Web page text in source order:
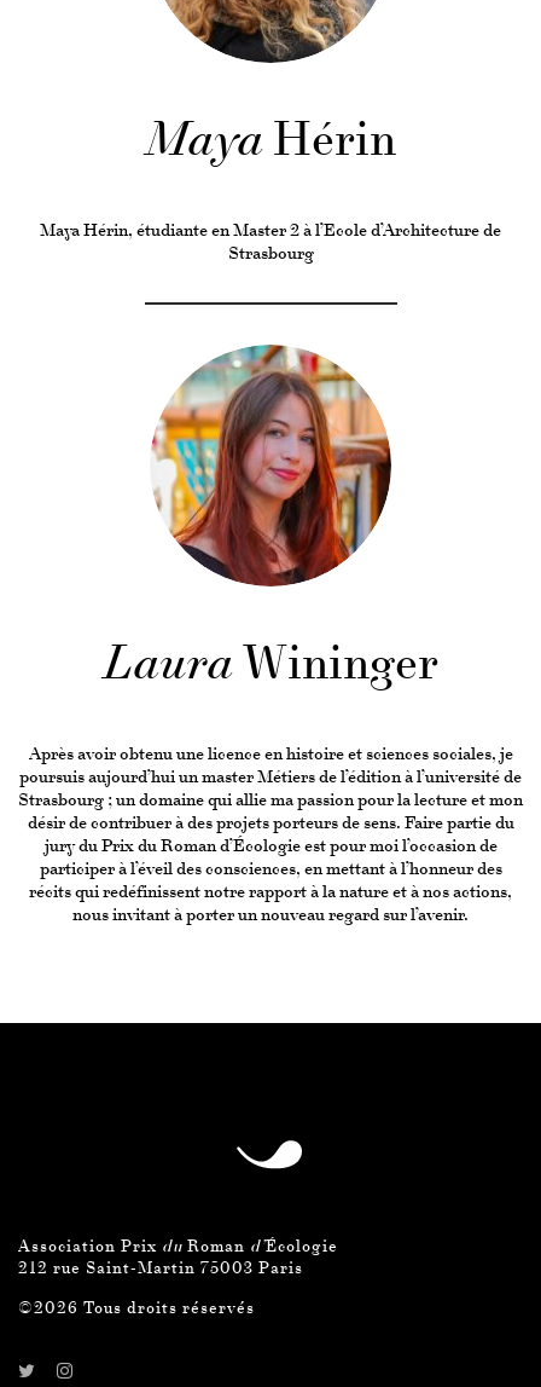
MayaHérin
Maya Hérin, étudiante en Master 2 à l’Ecole d’Architecture de
Strasbourg
LauraWininger
Après avoir obtenu une licence en histoire et sciences sociales, je
poursuis aujourd’hui un master Métiers de l’édition à l’université de
Strasbourg ; un domaine qui allie ma passion pour la lecture et mon
désir de contribuer à des projets porteurs de sens. Faire partie du
jury du Prix du Roman d’Écologie est pour moi l’occasion de
participer à l’éveil des consciences, en mettant à l’honneur des
récits qui redéfinissent notre rapport à la nature et à nos actions,
nous invitant à porter un nouveau regard sur l’avenir.
Association Prix du Roman d’Écologie
212 rue Saint-Martin 75003 Paris
©2026 Tous droits réservés